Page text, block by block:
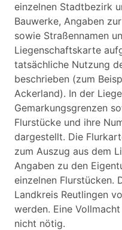
einzelnen Stadtbezirk
Bauwerke, Angaben
sowie Straßennamen
Liegenschaftskarte
tatsächliche Nutzung
beschrieben (zum
Ackerland). In der
Gemarkungsgrenzen
Flurstücke und ihre
dargestellt. Die
zum Auszug aus dem
Angaben zu den
einzelnen Flurstücken.
Landkreis Reutlingen
werden. Eine
nicht nötig.